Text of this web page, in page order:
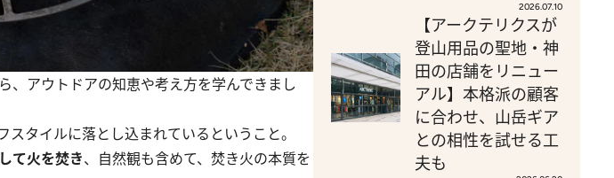
アウトドアの知恵や考え方を学んできまし
タイルに落とし込まれているということ。
て火を焚き、自然観も含めて、焚き火の本質を
2026.07.10
【アークテリクスが
登山用品の聖地・神
田の店舗をリニュー
アル】本格派の顧客
に合わせ、山岳ギア
との相性を試せる工
夫も